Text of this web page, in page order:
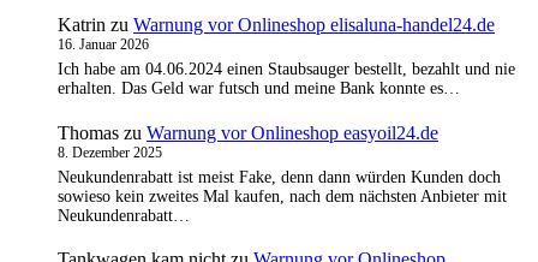
Katrin zu Warnung vor Onlineshop elisaluna-handel24.de
16. Januar 2026
Ich habe am 04.06.2024 einen Staubsauger bestellt, bezahlt und nie
erhalten. Das Geld war futsch und meine Bank konnte es…
Thomas zu Warnung vor Onlineshop easyoil24.de
8. Dezember 2025
Neukundenrabatt ist meist Fake, denn dann würden Kunden doch
sowieso kein zweites Mal kaufen, nach dem nächsten Anbieter mit
Neukundenrabatt…